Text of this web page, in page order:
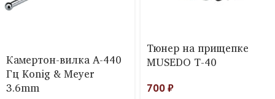
Камертон-вилка A-440
Гц Konig & Meyer
3.6mm
Тюнер на прищепке
MUSEDO T-40
700₽